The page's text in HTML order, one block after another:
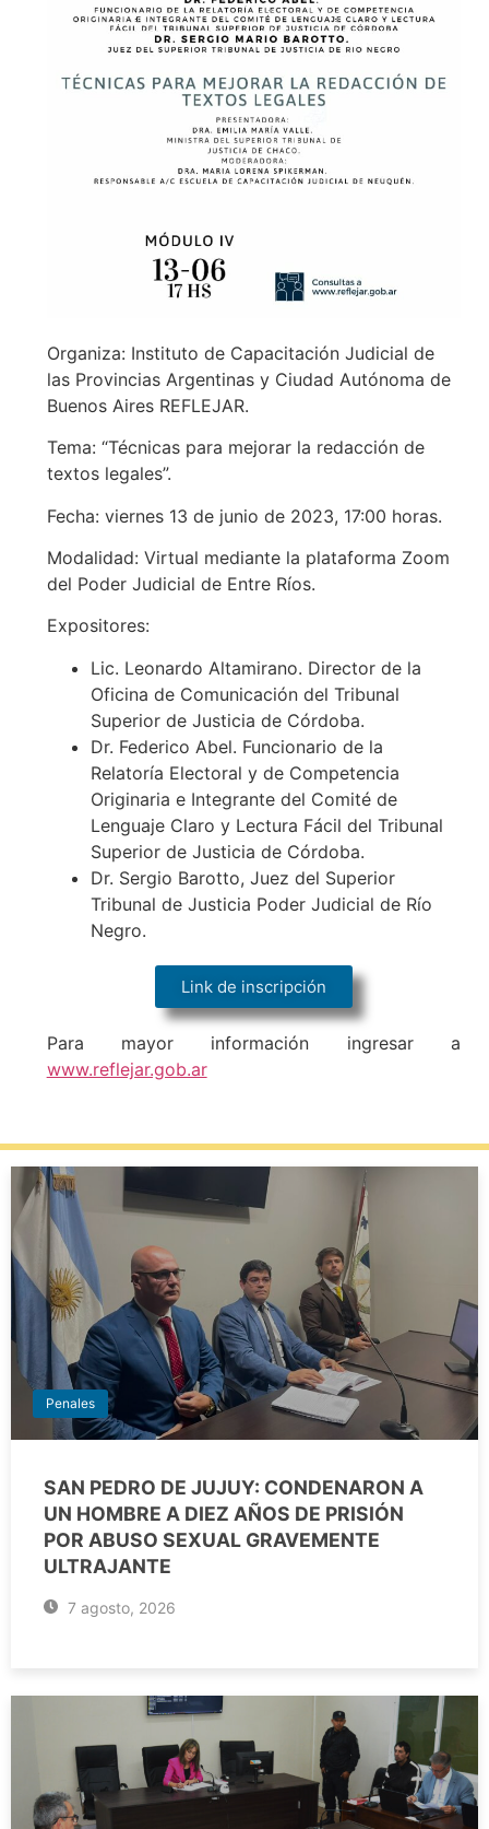
Organiza: Instituto de Capacitación Judicial de
las Provincias Argentinas y Ciudad Autónoma de
Buenos Aires REFLEJAR.
Tema: “Técnicas para mejorar la redacción de
textos legales”.
Fecha: viernes 13 de junio de 2023, 17:00 horas.
Modalidad: Virtual mediante la plataforma Zoom
del Poder Judicial de Entre Ríos.
Expositores:
Lic. Leonardo Altamirano. Director de la
Oficina de Comunicación del Tribunal
Superior de Justicia de Córdoba.
Dr. Federico Abel. Funcionario de la
Relatoría Electoral y de Competencia
Originaria e Integrante del Comité de
Lenguaje Claro y Lectura Fácil del Tribunal
Superior de Justicia de Córdoba.
Dr. Sergio Barotto, Juez del Superior
Tribunal de Justicia Poder Judicial de Río
Negro.
Link de inscripción
Para mayor información ingresar a
www.reflejar.gob.ar
Penales
SAN PEDRO DE JUJUY: CONDENARON A
UN HOMBRE A DIEZ AÑOS DE PRISIÓN
POR ABUSO SEXUAL GRAVEMENTE
ULTRAJANTE
7 agosto, 2026